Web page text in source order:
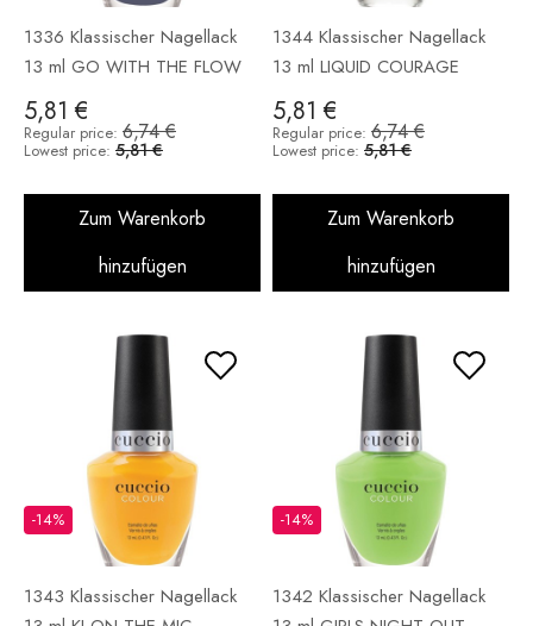
1336 Klassischer Nagellack
13 ml GO WITH THE FLOW
5,81 €
Regular price: 6,74 €
Lowest price: 5,81 €
Zum Warenkorb
hinzufügen
1344 Klassischer Nagellack
13 ml LIQUID COURAGE
5,81 €
Regular price: 6,74 €
Lowest price: 5,81 €
Zum Warenkorb
hinzufügen
1343 Klassischer Nagellack
-14%
1342 Klassischer Nagellack
-14%